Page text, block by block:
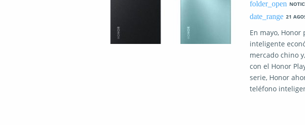
21
En mayo,
inteligente
mercado chino
con el Honor
serie, Honor
teléfono